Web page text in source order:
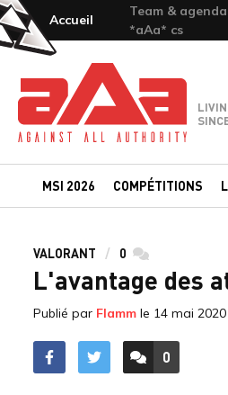
Accueil
Team & agenda
*aAa* cs
Team-aAa - against All authority
MSI 2026 COMPÉTITIONS
VALORANT 0 commentaires
L'avantage des
Publié par Flamm le 14 mai 2020
ACCÉDER
0